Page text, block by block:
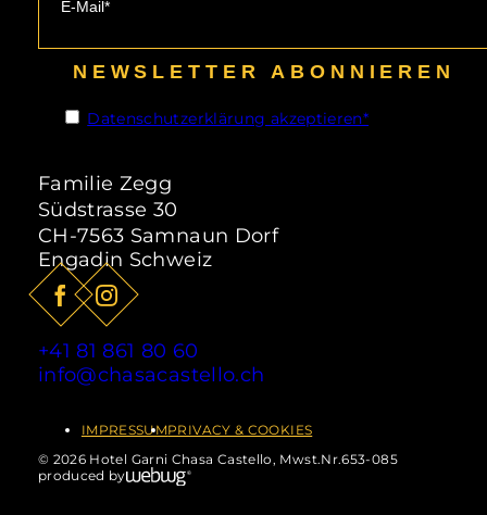
Wanderfreunde ist der „Alles inklusive“
Sommerhit, der während der
Sommersaison vom 15.06.2026 -
20.09.2026 in Samnaun gültig ist.
ab85,- CHFpro Person
ZUM ANGEBOT
NEWSLETTER ABONNIEREN
Datenschutzerklärung akzeptieren*
Familie Zegg
Südstrasse 30
CH-7563 Samnaun Dorf
Engadin Schweiz
+41 81 861 80 60
info@chasacastello.ch
IMPRESSUMPRIVACY & COOKIES
© 2026 Hotel Garni Chasa Castello, Mwst.Nr.653-085
produced by